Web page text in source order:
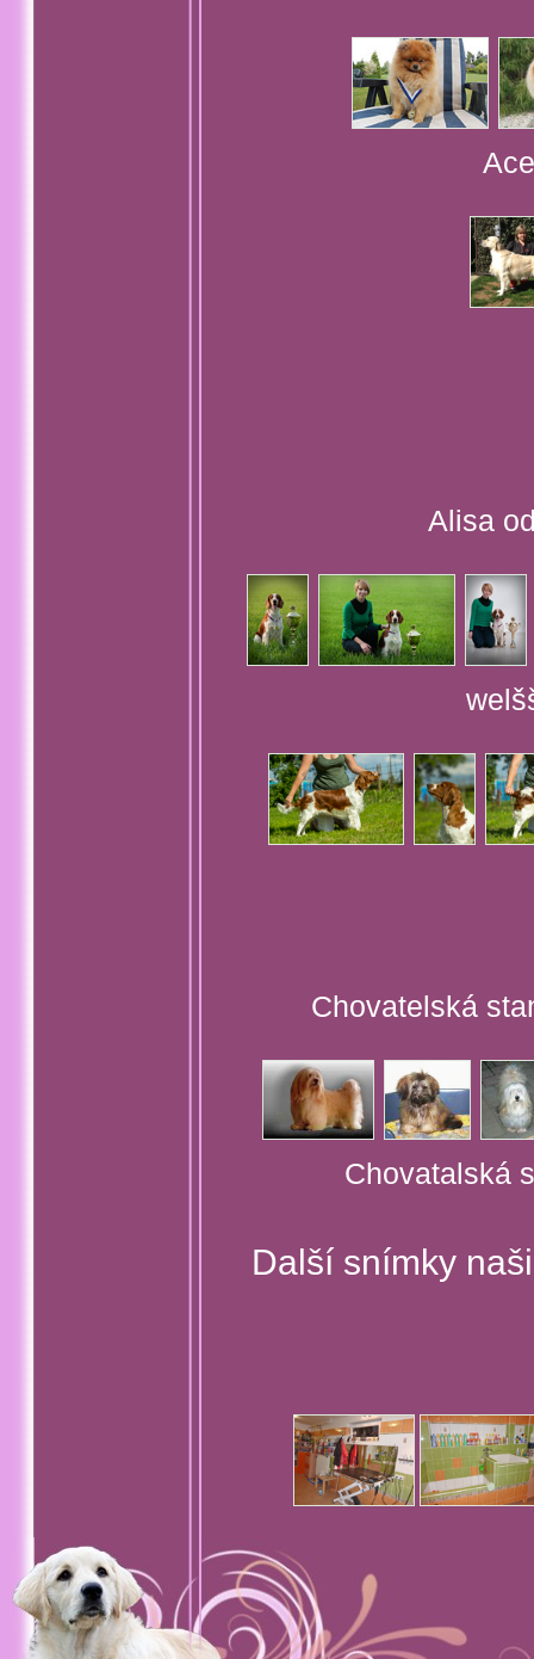
Alisa
Chovatelská
Chovatalská
Další snímky